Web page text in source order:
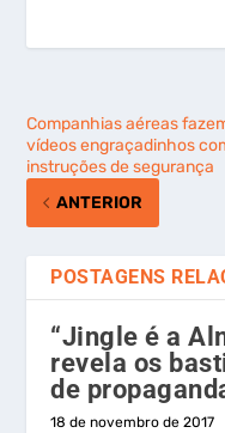
Companhias aéreas
vídeos engraçadinhos
instruções de segurança
ANTERIOR
POSTAGENS
“Jingle é a
revela os
de
18 de novembro de 2017